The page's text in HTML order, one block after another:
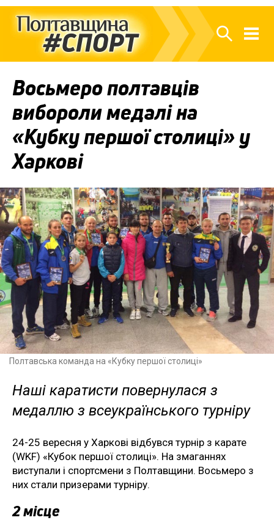
Восьмеро полтавців
вибороли медалі на
«Кубку першої столиці» у
Харкові
Полтавська команда на «Кубку першої столиці»
Наші каратисти повернулася з
медаллю з всеукраїнського турніру
24-25 вересня у Харкові відбувся турнір з карате
(WKF) «Кубок першої столиці». На змаганнях
виступали і спортсмени з Полтавщини. Восьмеро з
них стали призерами турніру.
2 місце